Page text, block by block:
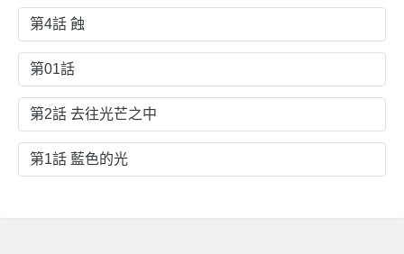
第4話 蝕
第01話
第2話 去往光芒之中
第1話 藍色的光